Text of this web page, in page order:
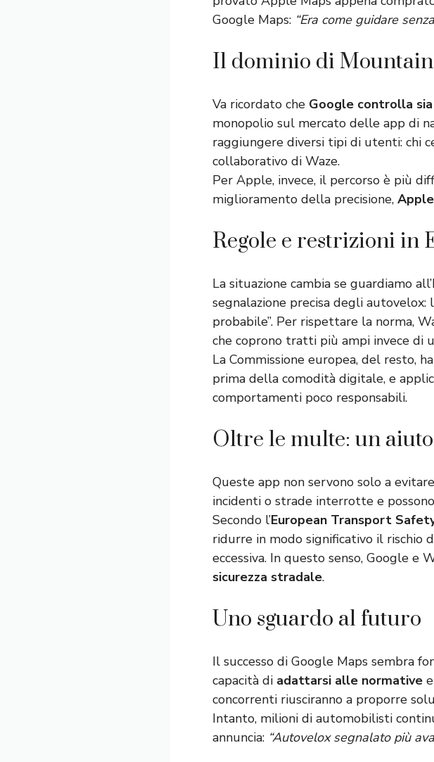
Google Maps: “Era come guidare
Il dominio di
Va ricordato che Google controlla
monopolio sul mercato delle app di
raggiungere diversi tipi di utenti: chi
collaborativo di Waze.
Per Apple, invece, il percorso è più
miglioramento della precisione,
Regole e restrizioni in
La situazione cambia se guardiamo
segnalazione precisa degli
probabile”. Per rispettare la norma,
che coprono tratti più ampi invece di
La Commissione europea, del resto,
prima della comodità digitale, e
comportamenti poco responsabili.
Oltre le multe: un
Queste app non servono solo a
incidenti o strade interrotte e
Secondo l’European Transport
ridurre in modo significativo il rischio
eccessiva. In questo senso, Google e
sicurezza stradale.
Uno sguardo al futuro
Il successo di Google Maps sembra
capacità di adattarsi alle normative
concorrenti riusciranno a proporre
Intanto, milioni di automobilisti
annuncia: “Autovelox segnalato più